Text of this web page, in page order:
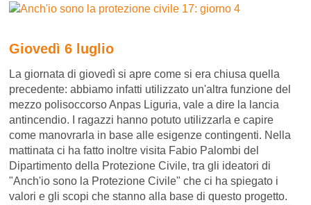
Giovedì 6 luglio
La giornata di giovedì si apre come si era chiusa quella
precedente: abbiamo infatti utilizzato un'altra funzione del
mezzo polisoccorso Anpas Liguria, vale a dire la lancia
antincendio. I ragazzi hanno potuto utilizzarla e capire
come manovrarla in base alle esigenze contingenti. Nella
mattinata ci ha fatto inoltre visita Fabio Palombi del
Dipartimento della Protezione Civile, tra gli ideatori di
"Anch'io sono la Protezione Civile" che ci ha spiegato i
valori e gli scopi che stanno alla base di questo progetto.